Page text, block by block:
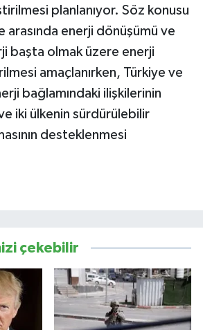
planlanıyor. Söz konusu
arasında enerji dönüşümü ve
başta olmak üzere enerji
amaçlanırken, Türkiye ve
bağlamındaki ilişkilerinin
iki ülkenin sürdürülebilir
desteklenmesi
çekebilir